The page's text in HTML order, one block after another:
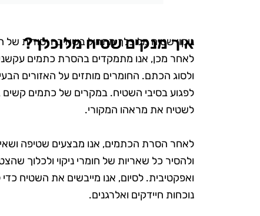
איך מנקים שטיח מלוכלך?
ניקוי שטיח מלוכלך מתחיל בשאיבה יסודית
לאחר מכן, אנו מתמקדים בהסרת כתמים
ולסוג הכתם. החומרים מותזים על האזורים
לפגוע בסיבי השטיח. במקרים של כתמים קשים
לשטיח את מראהו המקורי.
לאחר הסרת הכתמים, אנו מבצעים שטיפה
ולהסיר כל שאריות של חומרי ניקוי ולכלוך
ואפקטיבית. לסיום, אנו מייבשים את השטיח
נוכחות חיידקים ואלרגנים.